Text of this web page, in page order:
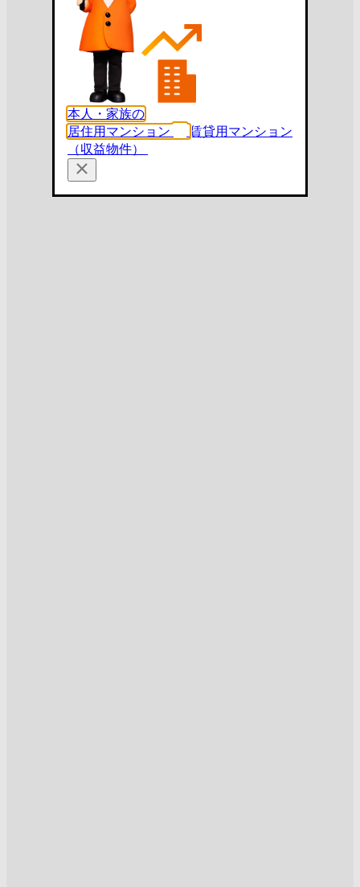
本人・家族の
居住用マンション
賃貸用マンション
（収益物件）